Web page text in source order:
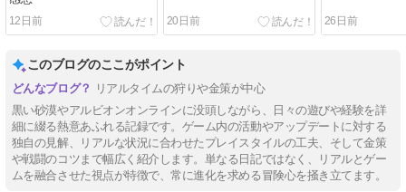
12日前
20日前 26日前
このブログのここがポイント
リアルタイムの狩りや金策が中心
黒い砂漠やアルビオンオンラインに没頭しながら、日々の遊びや経験を詳
細に綴る熱意あふれる記録です。ゲーム内の活動やアップデートに対する
独自の見解、リアルな状況に合わせたプレイスタイルの工夫、そして金策
や戦闘のコツまで幅広く紹介します。単なる日記ではなく、リアルとゲー
ムを融合させた視点が特徴で、常に進化を求める冒険心を掻き立てます。